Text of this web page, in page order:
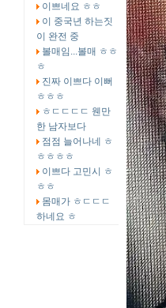
이쁘네요 ㅎㅎ
이 중국년 하는짓
이 완전 중
볼매임...볼매 ㅎㅎ
ㅎ
진짜 이쁘다 이뻐
ㅎㅎㅎ
ㅎㄷㄷㄷㄷ 웬만
한 남자보다
점점 늘어나네 ㅎ
ㅎㅎㅎㅎ
이쁘다 고민시 ㅎ
ㅎㅎ
몸매가 ㅎㄷㄷㄷ
하네요 ㅎ